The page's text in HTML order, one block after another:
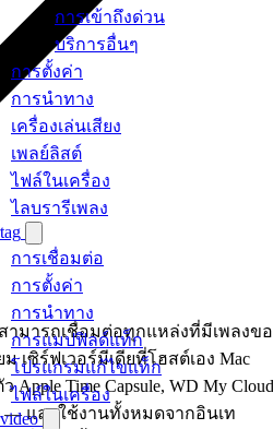
การเข้าถึงด่วน
บริการอื่นๆ
การตั้งค่า
การนำทาง
เครื่องเล่นเสียง
เพลย์ลิสต์
ไฟล์ในเครื่อง
ไลบรารีเพลง
การเชื่อมต่อ
การตั้งค่า
การนำทาง
การแมปฟิลด์แท็ก
โปรแกรมแก้ไขแท็ก
ไฟล์ในเครื่อง
มารถเชื่อมต่อทุกแหล่งที่มีเพลงข
ซิร์ฟเวอร์มีเดียที่โฮสต์เอง Mac
Time Capsule, WD My Cloud
— และใช้งานทั้งหมดจากอินเท